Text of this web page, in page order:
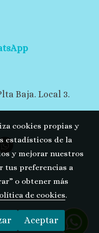
Baja. Local 3.
cookies propias y
estadísticos de la
y mejorar nuestros
tus preferencias a
o obtener más
de cookies.
Aceptar